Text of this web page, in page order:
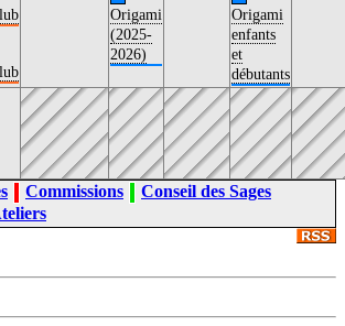
Origami
(2025-
2026)
Origami
enfants
et
débutants
Commissions
Conseil des Sages